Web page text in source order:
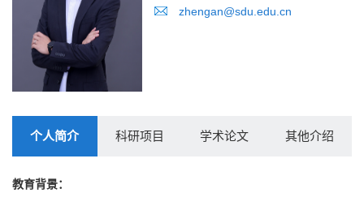
zhengan@sdu.edu.cn
个人简介 科研项目 学术论文 其他介绍
教育背景：